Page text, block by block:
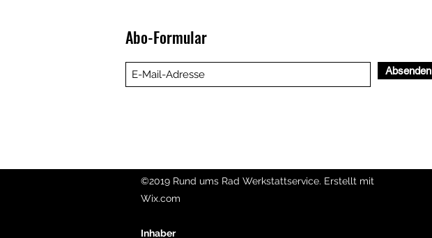
Abo-Formular
Absenden
©2019 Rund ums Rad Werkstattservice. Erstellt mit
Wix.com
Inhaber